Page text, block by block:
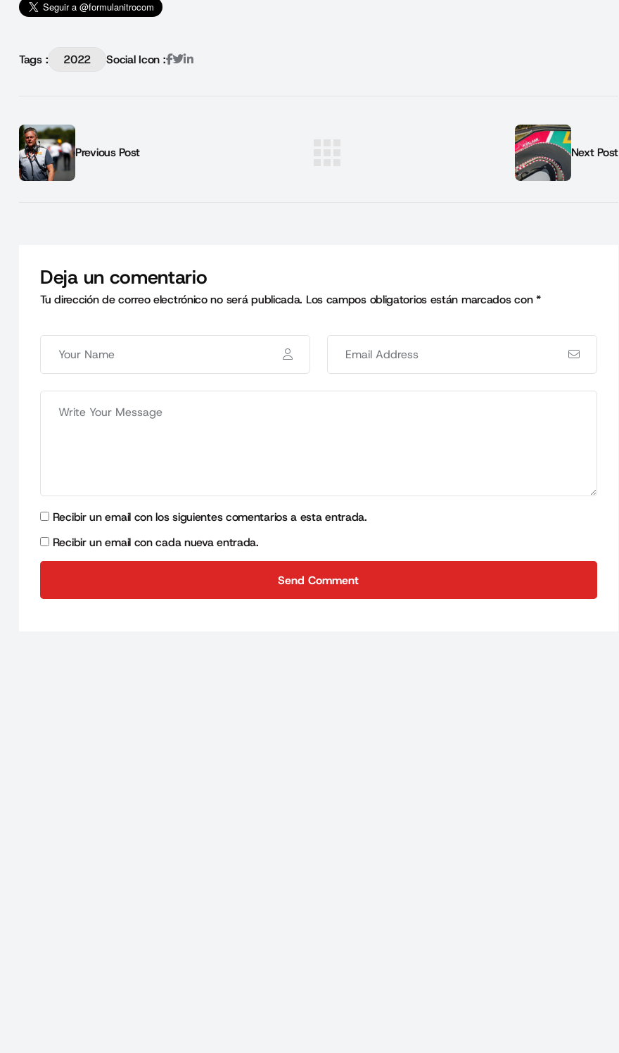
Tags : 2022 Social Icon :
Previous Post Next Post
Deja un comentario
Tu dirección de correo electrónico no será publicada. Los campos obligatorios están marcados con*
Recibir un email con los siguientes comentarios a esta entrada.
Recibir un email con cada nueva entrada.
Send Comment